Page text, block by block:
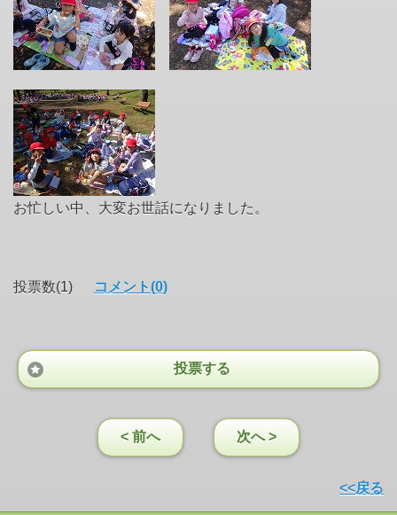
お忙しい中、大変お世話になりました。
投票数(1) コメント(0)
投票する
< 前へ 次へ >
<<戻る